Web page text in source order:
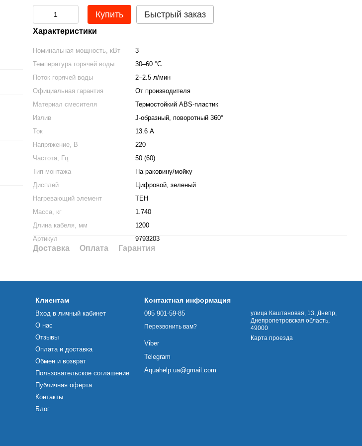
Купить Быстрый заказ
Характеристики
Номинальная мощность, кВт
3
Температура горячей воды
30–60 °С
Поток горячей воды
2–2.5 л/мин
Официальная гарантия
От производителя
Материал смесителя
Термостойкий ABS-пластик
Излив
J-образный, поворотный 360°
Ток
13.6 А
Напряжение, В
220
Частота, Гц
50 (60)
Тип монтажа
На раковину/мойку
Дисплей
Цифровой, зеленый
Нагревающий элемент
ТЕН
Масса, кг
1.740
Длина кабеля, мм
1200
Артикул
9793203
Доставка Оплата Гарантия
Клиентам
Вход в личный кабинет
О нас
Отзывы
Оплата и доставка
Обмен и возврат
Пользовательское соглашение
Публичная оферта
Контакты
Блог
Контактная информация
095 901-59-85
Перезвонить вам?
Viber
Telegram
Aquahelp.ua@gmail.com
улица Каштановая, 13, Днепр,
Днепропетровская область,
49000
Карта проезда